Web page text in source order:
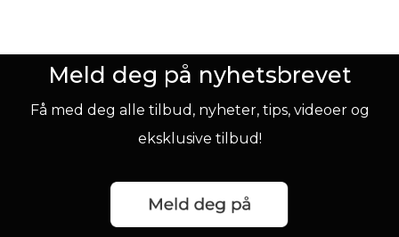
Meld deg på nyhetsbrevet
Få med deg alle tilbud, nyheter, tips, videoer og
eksklusive tilbud!